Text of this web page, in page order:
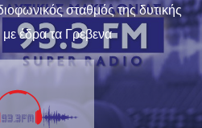
σταθμός της δυτικής
έδρα τα Γρεβενα